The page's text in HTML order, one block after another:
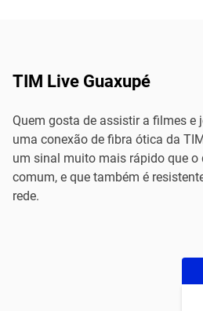
TIM Live Guaxupé
Quem gosta de assistir a filmes e
uma conexão de fibra ótica da
um sinal muito mais rápido que o
comum, e que também é
rede.